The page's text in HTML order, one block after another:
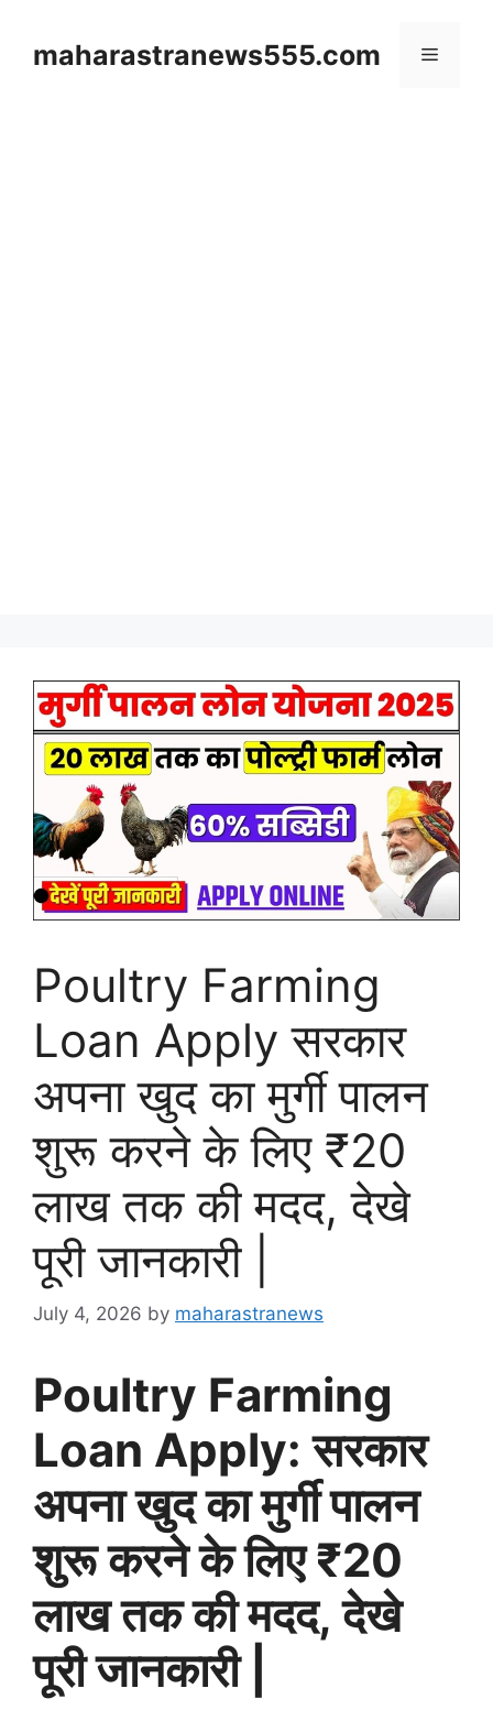
contentmaharastranews555.com Menu
Poultry Farming
Loan Apply सरकार
अपना खुद का मुर्गी पालन
शुरू करने के लिए ₹20
लाख तक की मदद, देखे
पूरी जानकारी |
July 4, 2026 by maharastranews
Poultry Farming
Loan Apply: सरकार
अपना खुद का मुर्गी पालन
शुरू करने के लिए ₹20
लाख तक की मदद, देखे
पूरी जानकारी |